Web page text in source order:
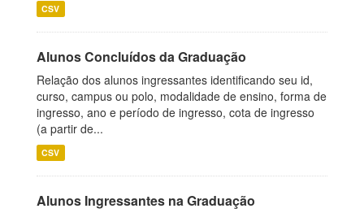
CSV
Alunos Concluídos da Graduação
Relação dos alunos ingressantes identificando seu id,
curso, campus ou polo, modalidade de ensino, forma de
ingresso, ano e período de ingresso, cota de ingresso
(a partir de...
CSV
Alunos Ingressantes na Graduação